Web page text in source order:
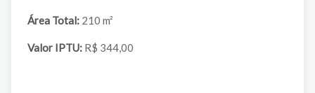
Área Total: 210 m²
Valor IPTU: R$ 344,00